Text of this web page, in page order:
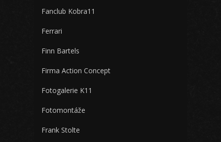
Fanclub Kobra11
Ferrari
Finn Bartels
Firma Action Concept
Fotogalerie K11
Fotomontáže
Frank Stolte